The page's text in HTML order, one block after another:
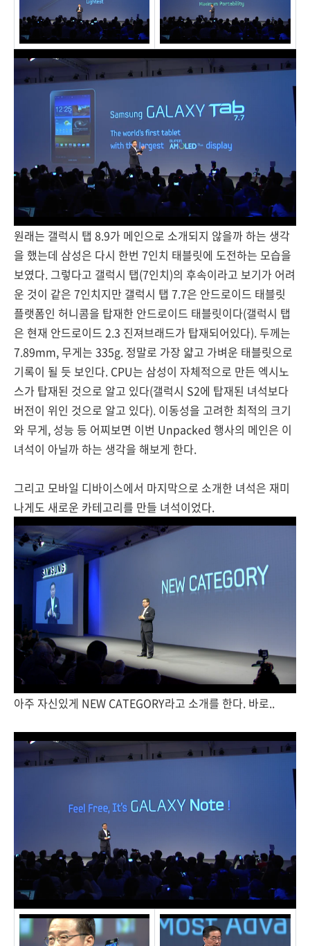
원래는 갤럭시 탭 8.9가 메인으로 소개되지 않을까 하는 생각
을 했는데 삼성은 다시 한번 7인치 태블릿에 도전하는 모습을
보였다. 그렇다고 갤럭시 탭(7인치)의 후속이라고 보기가 어려
운 것이 같은 7인치지만 갤럭시 탭 7.7은 안드로이드 태블릿
플랫폼인 허니콤을 탑재한 안드로이드 태블릿이다(갤럭시 탭
은 현재 안드로이드 2.3 진져브래드가 탑재되어있다). 두께는
7.89mm, 무게는 335g. 정말로 가장 얇고 가벼운 태블릿으로
기록이 될 듯 보인다. CPU는 삼성이 자체적으로 만든 엑시노
스가 탑재된 것으로 알고 있다(갤럭시 S2에 탑재된 녀석보다
버전이 위인 것으로 알고 있다). 이동성을 고려한 최적의 크기
와 무게, 성능 등 어찌보면 이번 Unpacked 행사의 메인은 이
녀석이 아닐까 하는 생각을 해보게 한다.
그리고 모바일 디바이스에서 마지막으로 소개한 녀석은 재미
나게도 새로운 카테고리를 만들 녀석이었다.
아주 자신있게 NEW CATEGORY라고 소개를 한다. 바로..